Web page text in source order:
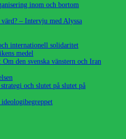
inom och bortom
– Intervju med Alyssa
internationell solidaritet
medel
den svenska vänstern och Iran
och slutet på slutet på